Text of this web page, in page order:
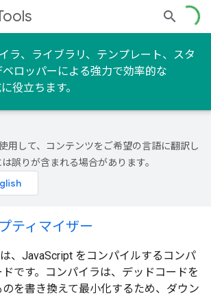
ラ、ライブラリ、テンプレート、スタ
ロッパーによる強力で効率的な
役立ちます。
用して、コンテンツをご希望の言語に翻訳し
誤りが含まれる場合があります。
ティマイザー
、JavaScript をコンパイルするコンパ
です。コンパイラは、デッドコードを
を書き換えて最小化するため、ダウン